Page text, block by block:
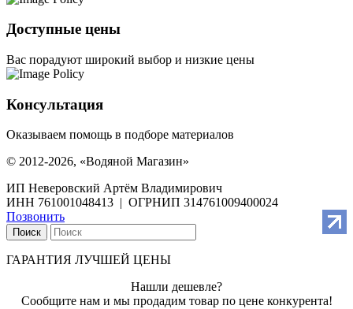
Доступные цены
Вас порадуют широкий выбор и низкие цены
Консультация
Оказываем помощь в подборе материалов
© 2012-2026, «Водяной Магазин»
ИП Неверовский Артём Владимирович
ИНН 761001048413 | ОГРНИП 314761009400024
Позвонить
Поиск
ГАРАНТИЯ ЛУЧШЕЙ ЦЕНЫ
Нашли дешевле?
Сообщите нам и мы продадим товар по цене конкурента!